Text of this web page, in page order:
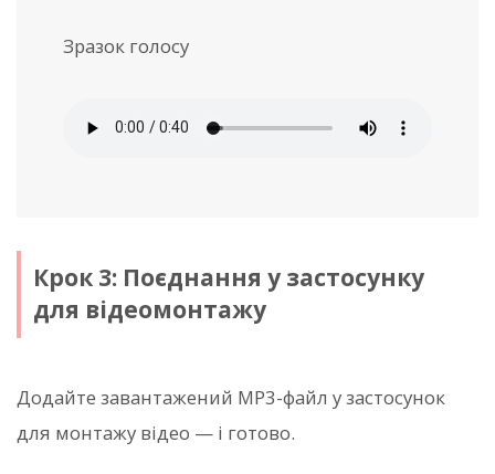
Зразок голосу
Крок 3: Поєднання у застосунку
для відеомонтажу
Додайте завантажений MP3-файл у застосунок
для монтажу відео — і готово.